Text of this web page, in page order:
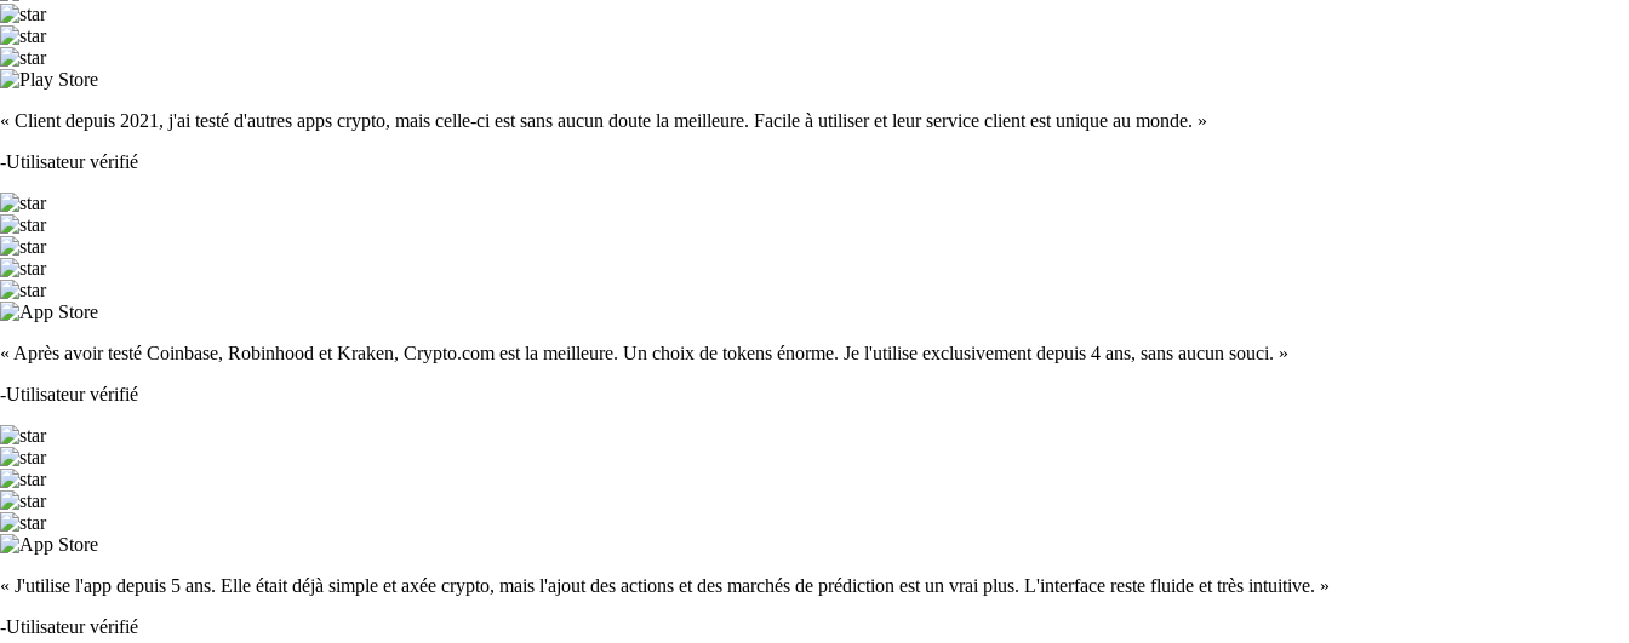
« Client depuis 2021, j'ai testé d'autres apps crypto, mais celle-ci est sans aucun doute la meilleure. Facile à utiliser et leur service client est unique au monde. »
-Utilisateur vérifié
« Après avoir testé Coinbase, Robinhood et Kraken, Crypto.com est la meilleure. Un choix de tokens énorme. Je l'utilise exclusivement depuis 4 ans, sans aucun souci. »
-Utilisateur vérifié
« J'utilise l'app depuis 5 ans. Elle était déjà simple et axée crypto, mais l'ajout des actions et des marchés de prédiction est un vrai plus. L'interface reste fluide et très intuitive. »
-Utilisateur vérifié